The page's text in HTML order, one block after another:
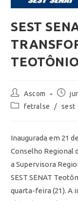
SEST
Ascom
fetralse
/ sest
Inaugurada em 21
Conselho Regional
a Supervisora
SEST SENAT
quarta-feira (21).A